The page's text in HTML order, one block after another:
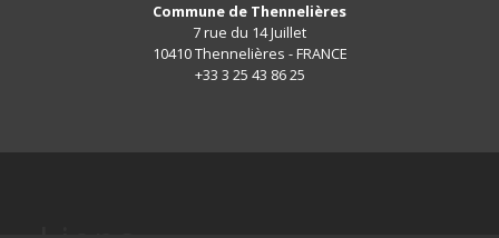
Commune de Thennelières
7 rue du 14 Juillet
10410 Thennelières - FRANCE
+33 3 25 43 86 25